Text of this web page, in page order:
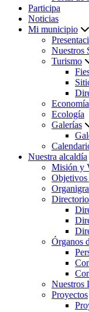
Participa
Noticias
Mi municipio
Nuestros
Turismo
Economía
Ecología
Galerías
Nuestra alcaldía
Misión y
Órganos
Nuestros
Proyectos